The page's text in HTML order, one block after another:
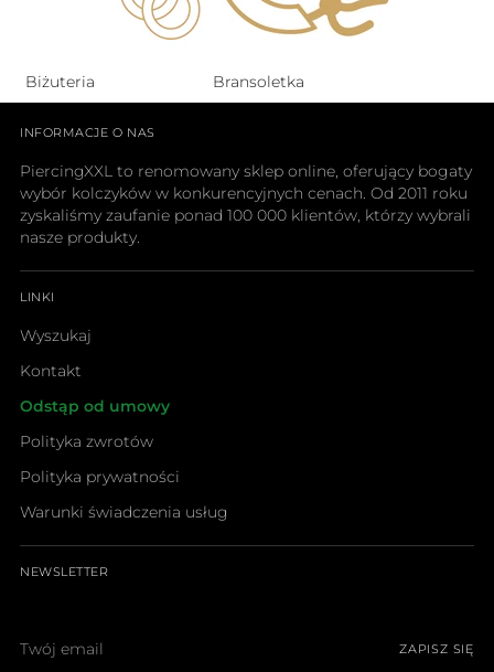
Biżuteria Bransoletka
INFORMACJE O NAS
PiercingXXL to renomowany sklep online, oferujący bogaty
wybór kolczyków w konkurencyjnych cenach. Od 2011 roku
zyskaliśmy zaufanie ponad 100 000 klientów, którzy wybrali
nasze produkty.
LINKI
Wyszukaj
Kontakt
Odstąp od umowy
Polityka zwrotów
Polityka prywatności
Warunki świadczenia usług
NEWSLETTER
email
ZAPISZ SIĘ